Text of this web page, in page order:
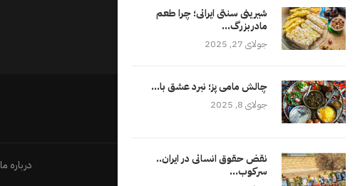
درباره ما
شیرینی سنتی ایرانی؛ چرا طعم
مادربزرگ...
جولای 27, 2025
چالش مامی پز؛ نبرد عشق با...
جولای 8, 2025
نقض حقوق انسانی در ایران..
سرکوب...